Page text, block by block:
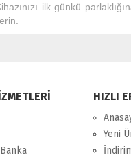
ilk günkü
HIZLI
Yeni